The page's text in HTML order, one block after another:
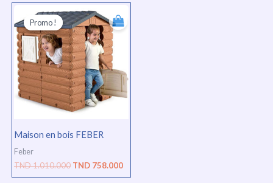
Promo !
Maison en bois FEBER
Promo !
Feber
TND1.010.000
prix
initial
était :
TND
1.010.000.
TND 758.000
prix
actuel